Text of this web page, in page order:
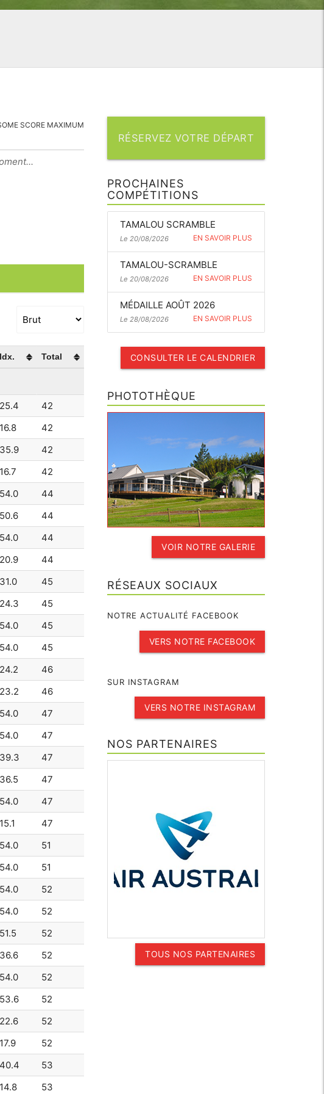
SCORE MAXIMUM
Idx. Total
25.4
42
16.8
42
35.9
42
16.7
42
54.0
44
50.6
44
54.0
44
20.9
44
31.0
45
24.3
45
54.0
45
54.0
45
24.2
46
23.2
46
54.0
47
54.0
47
39.3
47
36.5
47
54.0
47
15.1
47
54.0
51
54.0
51
54.0
52
54.0
52
51.5
52
36.6
52
54.0
52
53.6
52
22.6
52
17.9
52
40.4
53
14.8
53
RÉSERVEZ VOTRE DÉPART
PROCHAINES
COMPÉTITIONS
TAMALOU SCRAMBLE
Le 20/08/2026 EN SAVOIR PLUS
TAMALOU-SCRAMBLE
Le 20/08/2026 EN SAVOIR PLUS
MÉDAILLE AOÛT 2026
Le 28/08/2026 EN SAVOIR PLUS
CONSULTER LE CALENDRIER
PHOTOTHÈQUE
VOIR NOTRE GALERIE
RÉSEAUX SOCIAUX
NOTRE ACTUALITÉ FACEBOOK
VERS NOTRE FACEBOOK
SUR INSTAGRAM
VERS NOTRE INSTAGRAM
NOS PARTENAIRES
TOUS NOS PARTENAIRES